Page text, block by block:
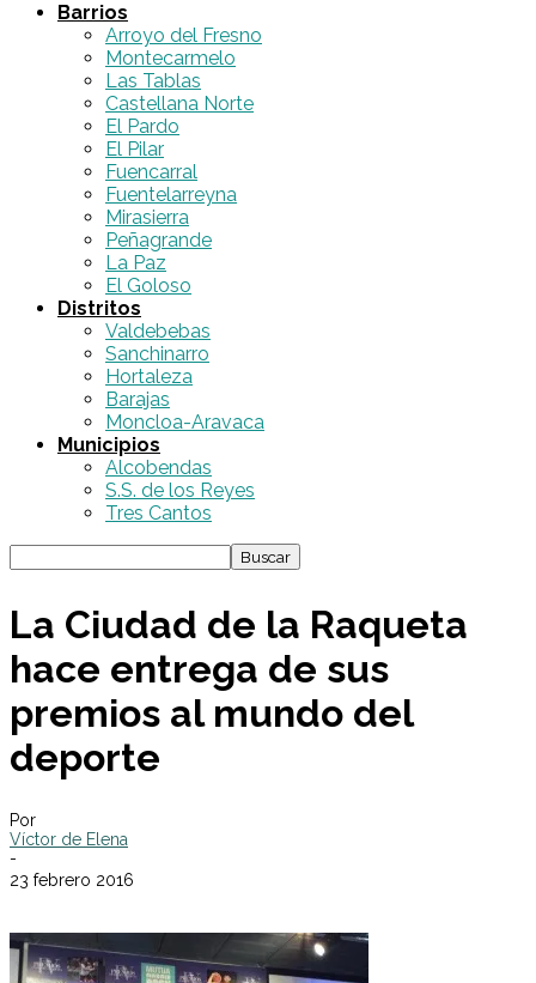
Barrios
Arroyo del Fresno
Montecarmelo
Las Tablas
Castellana Norte
El Pardo
El Pilar
Fuencarral
Fuentelarreyna
Mirasierra
Peñagrande
La Paz
El Goloso
Distritos
Valdebebas
Sanchinarro
Hortaleza
Barajas
Moncloa-Aravaca
Municipios
Alcobendas
S.S. de los Reyes
Tres Cantos
La Ciudad de la Raqueta
hace entrega de sus
premios al mundo del
deporte
Por
Víctor de Elena
-
23 febrero 2016